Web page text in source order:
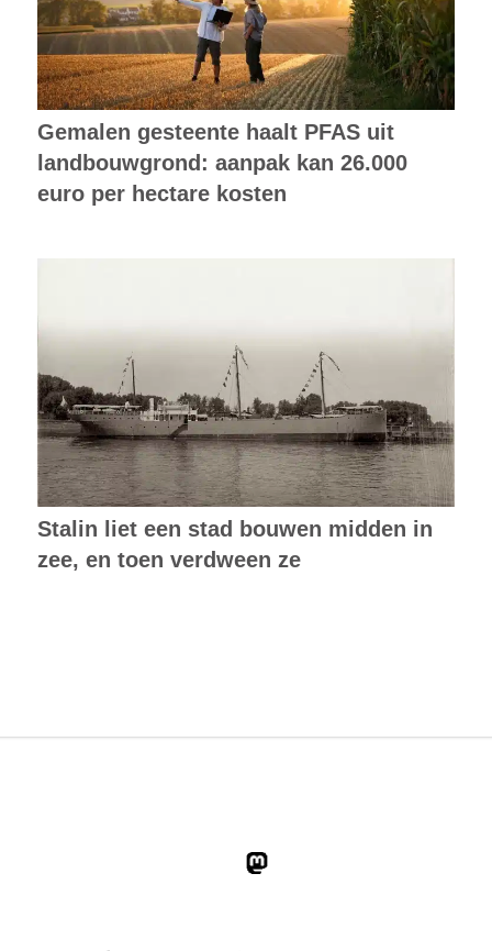
Gemalen gesteente haalt PFAS uit
landbouwgrond: aanpak kan 26.000
euro per hectare kosten
Stalin liet een stad bouwen midden in
zee, en toen verdween ze